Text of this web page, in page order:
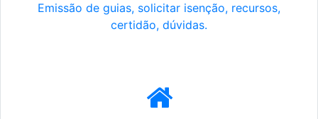
Emissão de guias, solicitar isenção, recursos,
certidão, dúvidas.